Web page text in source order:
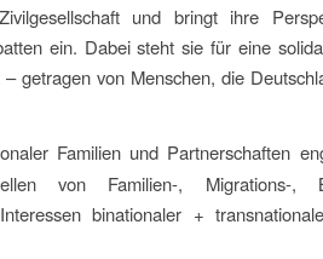
und bringt ihre
ein. Dabei steht sie für eine
getragen von Menschen, die
Familien und Partnerschaften
von Familien-, Migrations-,
binationaler +